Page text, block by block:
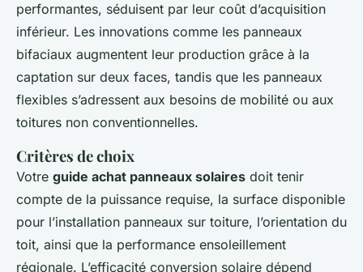
performantes, séduisent par leur coût d’acquisition
inférieur. Les innovations comme les panneaux
bifaciaux augmentent leur production grâce à la
captation sur deux faces, tandis que les panneaux
flexibles s’adressent aux besoins de mobilité ou aux
toitures non conventionnelles.
Critères de choix
Votre guide achat panneaux solaires doit tenir
compte de la puissance requise, la surface disponible
pour l’installation panneaux sur toiture, l’orientation du
toit, ainsi que la performance ensoleillement
régionale. L’efficacité conversion solaire dépend